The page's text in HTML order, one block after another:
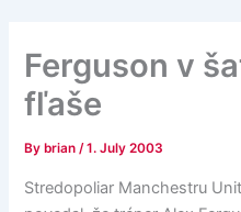
Ferguson v
fľaše
By brian/1. July 2003
Stredopoliar Manchestru